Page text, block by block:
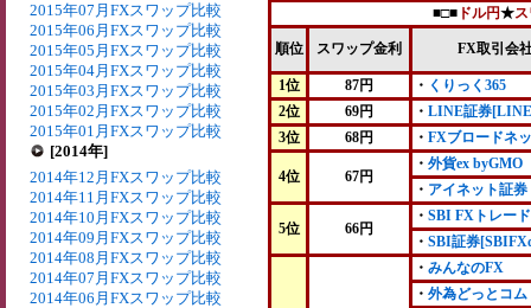
2015年07月FXスワップ比較
2015年06月FXスワップ比較
2015年05月FXスワップ比較
2015年04月FXスワップ比較
2015年03月FXスワップ比較
2015年02月FXスワップ比較
2015年01月FXスワップ比較
[2014年]
2014年12月FXスワップ比較
2014年11月FXスワップ比較
2014年10月FXスワップ比較
2014年09月FXスワップ比較
2014年08月FXスワップ比較
2014年07月FXスワップ比較
2014年06月FXスワップ比較
■□■ ドル円★
順位 スワップ金利 FX取引会
1位 87円 ・ くりっく365
2位
69円 ・ LINE証券
3位
68円 ・ FXブロードネ
4位 67円
・ 外貨ex byGMO
・ アイネット証券
5位 66円
・ SBI FXトレード
・ SBI証券
・ みんなのFX
・ 外為どっとコム